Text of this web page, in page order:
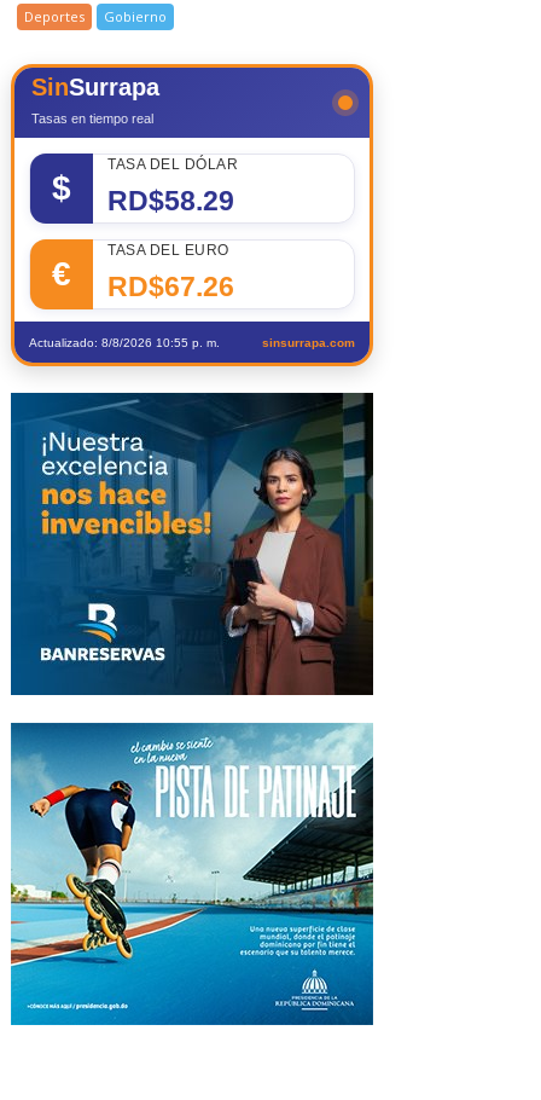
Deportes Gobierno
SinSurrapa
Tasas en tiempo real
$
TASA DEL DÓLAR
RD$58.29
€
TASA DEL EURO
RD$67.26
Actualizado: 8/8/2026 10:55 p. m. sinsurrapa.com